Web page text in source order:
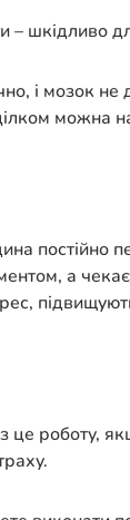
– шкідливо
і мозок не
можна
постійно
а
це роботу,